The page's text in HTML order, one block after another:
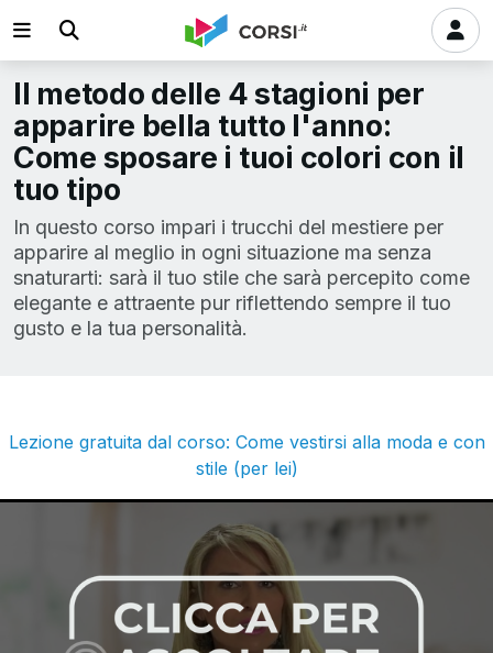
Il metodo delle 4 stagioni per
apparire bella tutto l'anno:
Come sposare i tuoi colori con il
tuo tipo
In questo corso impari i trucchi del mestiere per
apparire al meglio in ogni situazione ma senza
snaturarti: sarà il tuo stile che sarà percepito come
elegante e attraente pur riflettendo sempre il tuo
gusto e la tua personalità.
Lezione gratuita dal corso: Come vestirsi alla moda e con
stile (per lei)